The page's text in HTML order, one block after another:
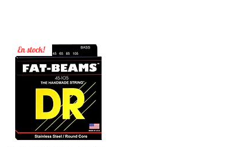
En stock!